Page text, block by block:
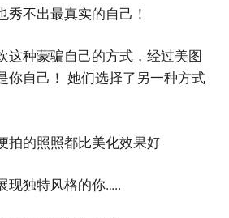
秀不出最真实的自己！
这种蒙骗自己的方式，经过美图
你自己！ 她们选择了另一种方式
拍的照照都比美化效果好
现独特风格的你…..